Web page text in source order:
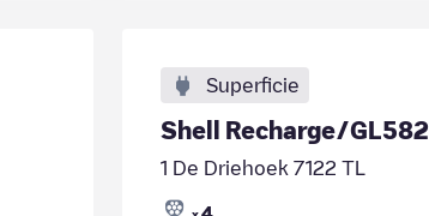
Superficie
Shell Recharge/GL582
1 De Driehoek 7122 TL
4